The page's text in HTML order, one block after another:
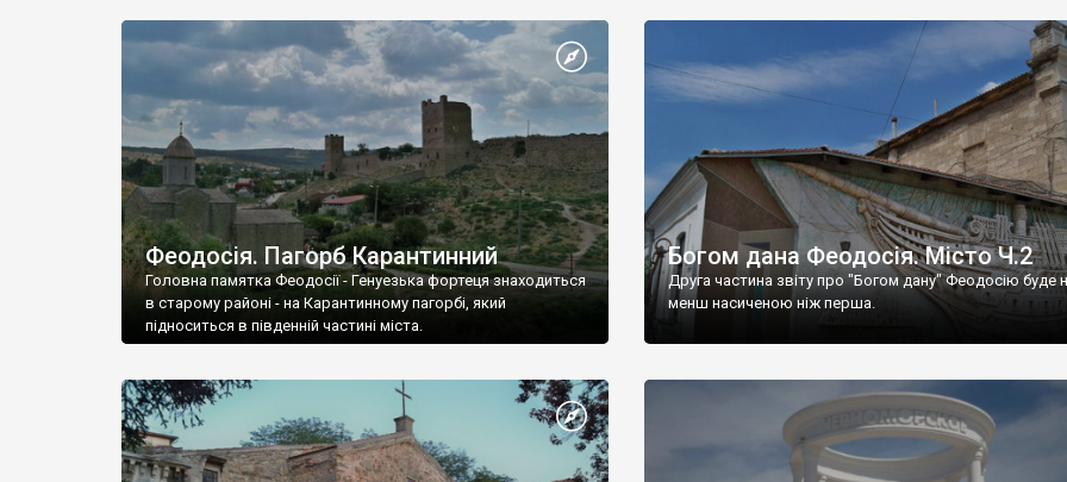
Феодосія. Пагорб Карантинний
Головна памятка Феодосії - Генуезька фортеця знаходиться
в старому районі - на Карантинному пагорбі, який
підноситься в південній частині міста.
Богом дана Феодосія. Місто Ч.2
Друга частина звіту про "Богом дану" Феодосію буде
менш насиченою ніж перша.